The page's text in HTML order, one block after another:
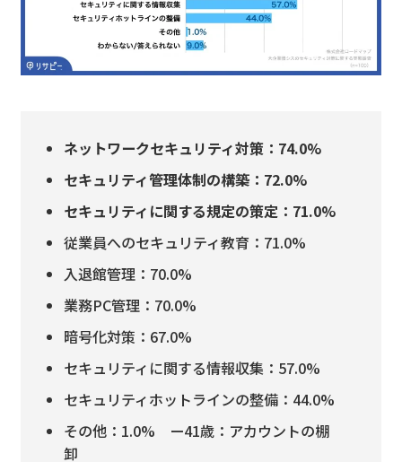
ネットワークセキュリティ対策：74.0%
セキュリティ管理体制の構築：72.0%
セキュリティに関する規定の策定：71.0%
従業員へのセキュリティ教育：71.0%
入退館管理：70.0%
業務PC管理：70.0%
暗号化対策：67.0%
セキュリティに関する情報収集：57.0%
セキュリティホットラインの整備：44.0%
その他：1.0% ー41歳：アカウントの棚
卸